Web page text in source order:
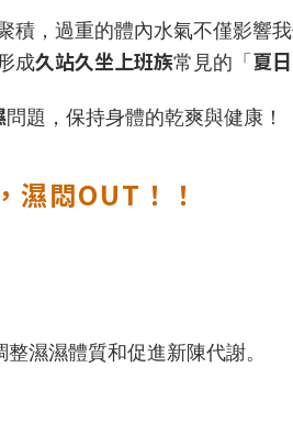
積，過重的體內水氣不僅影響
成久站久坐上班族常見的「 夏
問題，保持身體的乾爽與健康！
濕悶OUT！！
濕濕體質和促進新陳代謝。